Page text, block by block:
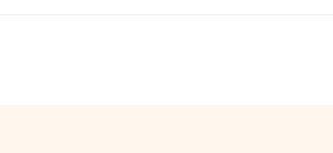
降速度项，1996年7月投运，12 月宣布进
化:它是以粒度为0~10 mm的小气化室、